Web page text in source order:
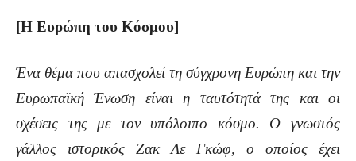
[Η Ευρώπη του Kόσμου]
Ένα θέμα που απασχολεί τη σύγχρονη Ευρώπη και την
Ευρωπαϊκή Ένωση είναι η ταυτότητά της και οι
σχέσεις της με τον υπόλοιπο κόσμο. Ο γνωστός
γάλλος ιστορικός Ζακ Λε Γκώφ, ο οποίος έχει